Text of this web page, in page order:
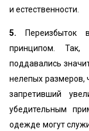
и естественности.
5.
принципом.
поддавались
нелепых размеров,
запретивший
убедительным
одежде могут